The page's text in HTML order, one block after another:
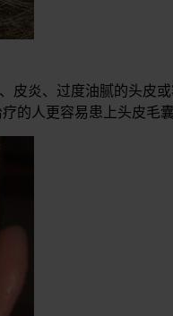
皮炎、过度油腻的头皮
的人更容易患上头皮毛囊